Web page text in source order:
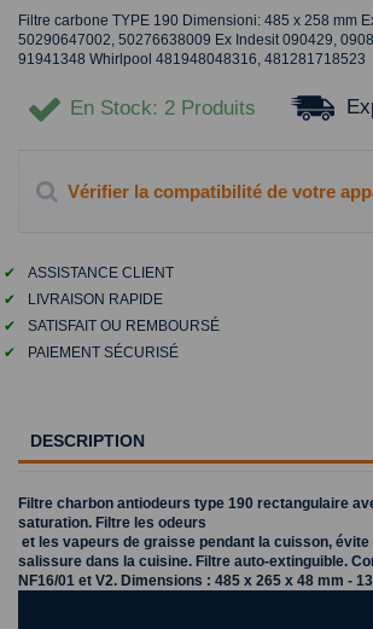
Filtre carbone TYPE 190 Dimensioni: 485 x 258 mm
50290647002, 50276638009 Ex Indesit 090429,
91941348 Whirlpool 481948048316, 481281718523
En Stock: 2 Produits
Vérifier la compatibilité de votre
✔
ASSISTANCE CLIENT
✔
LIVRAISON RAPIDE
✔
SATISFAIT OU REMBOURSÉ
✔
PAIEMENT SÉCURISÉ
DESCRIPTION
Filtre charbon antiodeurs type 190 rectangulaire
saturation. Filtre les odeurs
et les vapeurs de graisse pendant la cuisson, évite
salissure dans la cuisine. Filtre auto-extinguible.
NF16/01 et V2. Dimensions : 485 x 265 x 48 mm -